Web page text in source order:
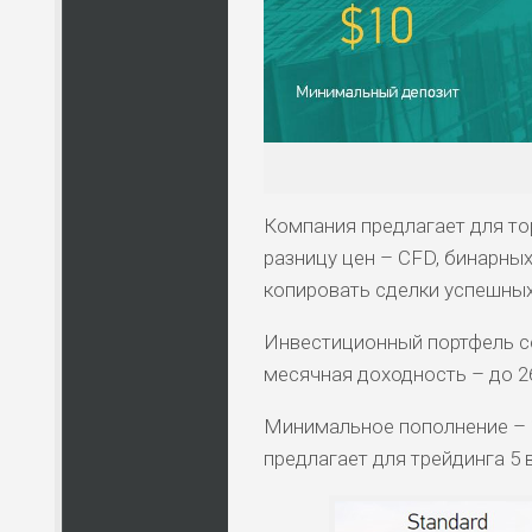
Компания предлагает для
разницу цен – CFD,
копировать сделки
Инвестиционный портфель
месячная доходность – до
Минимальное пополнение –
предлагает для трейдинга 5